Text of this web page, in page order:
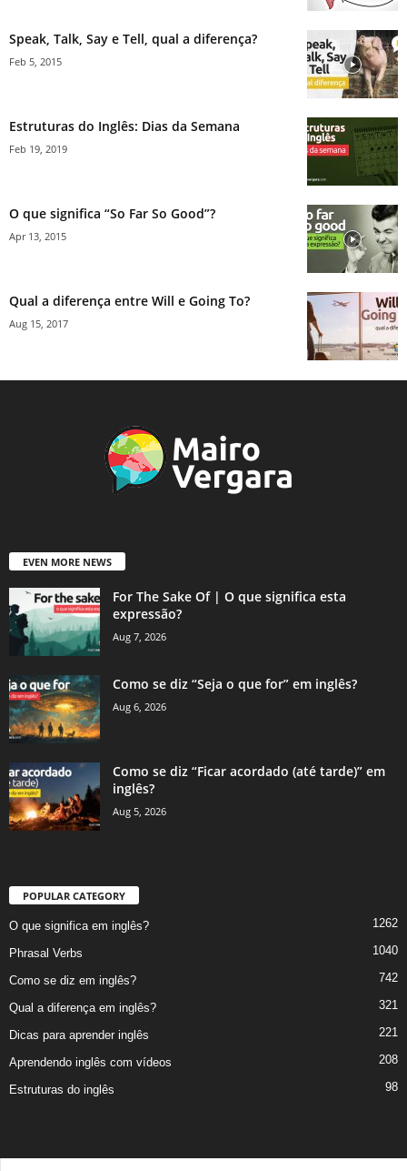
Speak, Talk, Say e Tell, qual a diferença?
Feb 5, 2015
Estruturas do Inglês: Dias da Semana
Feb 19, 2019
O que significa “So Far So Good”?
Apr 13, 2015
Qual a diferença entre Will e Going To?
Aug 15, 2017
EVEN MORE NEWS
For The Sake Of | O que significa esta
expressão?
Aug 7, 2026
Como se diz “Seja o que for” em inglês?
Aug 6, 2026
Como se diz “Ficar acordado (até tarde)” em
inglês?
Aug 5, 2026
POPULAR CATEGORY
O que significa em inglês? 1262
Phrasal Verbs 1040
Como se diz em inglês? 742
Qual a diferença em inglês? 321
Dicas para aprender inglês 221
Aprendendo inglês com vídeos 208
Estruturas do inglês 98